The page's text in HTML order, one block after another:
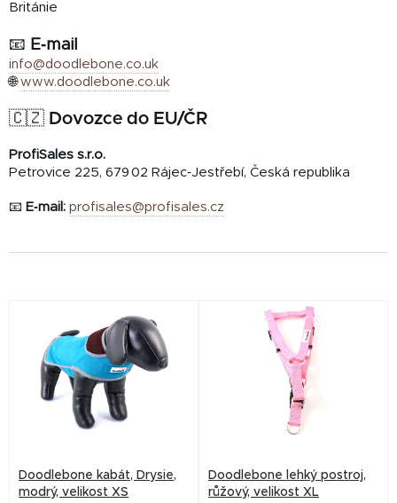
Británie
📧 E‑mail
info@doodlebone.co.uk
🌐www.doodlebone.co.uk
🇨🇿 Dovozce do EU/ČR
ProfiSales s.r.o.
Petrovice 225, 679 02 Rájec‑Jestřebí, Česká republika
📧 E‑mail: profisales@profisales.cz
o
Doodlebone kabát, Drysie,
modrý, velikost XS
Doodlebone lehký postroj,
růžový, velikost XL